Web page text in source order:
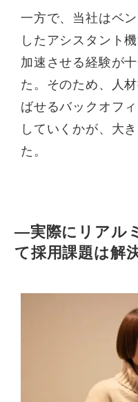
一方で、当社はベ
したアシスタント
加速させる経験が
た。そのため、人
ばせるバックオフ
していくかが、大
た。
—実際にリアル
て採用課題は解